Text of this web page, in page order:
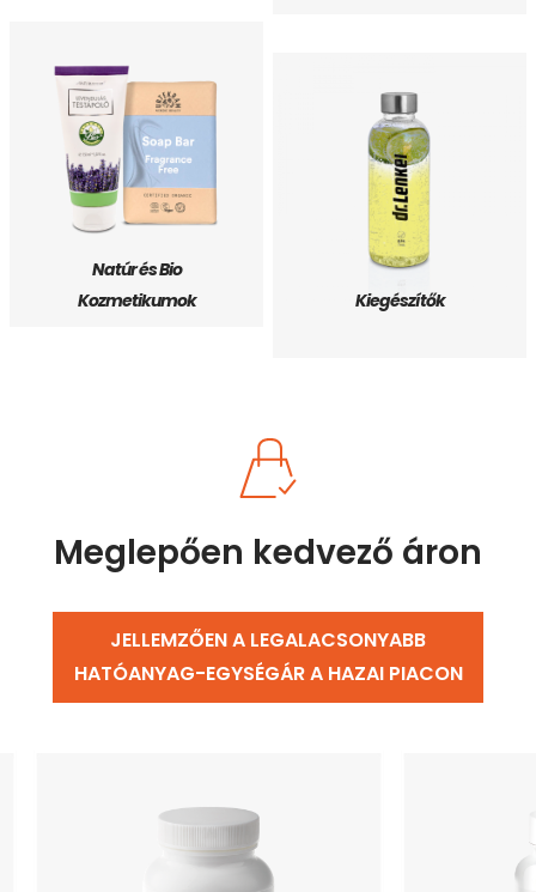
Natúr és Bio
Kozmetikumok
Kiegészítők
Meglepően kedvező áron
JELLEMZŐEN A LEGALACSONYABB
HATÓANYAG-EGYSÉGÁR A HAZAI PIACON